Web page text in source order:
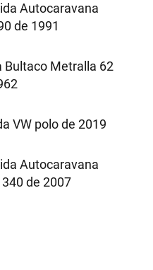
Autocaravana
de 1991
Bultaco Metralla 62
VW polo de 2019
Autocaravana
de 2007